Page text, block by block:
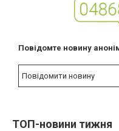
Повідомте новину
Повідомити новину
ТОП-новини тижня